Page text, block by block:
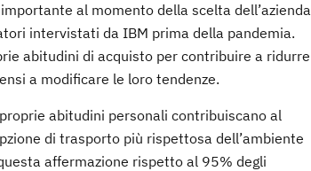
al momento della scelta dell’azienda
intervistati da IBM prima della pandemia.
abitudini di acquisto per contribuire a ridurre
a modificare le loro tendenze.
abitudini personali contribuiscano al
di trasporto più rispettosa dell’ambiente
affermazione rispetto al 95% degli